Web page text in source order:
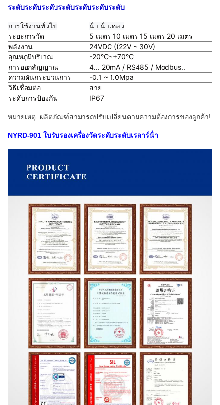
ระดับระดับระดับระดับระดับระดับระดับ
การใช้งานทั่วไป
น้ํา น้ําเหลว
ระยะการวัด
5 เมตร 10 เมตร 15 เมตร 20 เมตร
พลังงาน
24VDC ((22V ~ 30V)
อุณหภูมิบริเวณ
-20°C~+70°C
การออกสัญญาณ
4... 20mA / RS485 / Modbus..
ความดันกระบวนการ
-0.1 ~ 1.0Mpa
วิธีเชื่อมต่อ
สาย
ระดับการป้องกัน
IP67
หมายเหตุ: ผลิตภัณฑ์สามารถปรับเปลี่ยนตามความต้องการของลูกค้า!
NYRD-901 ใบรับรองเครื่องวัดระดับระดับเรดาร์น้ํา